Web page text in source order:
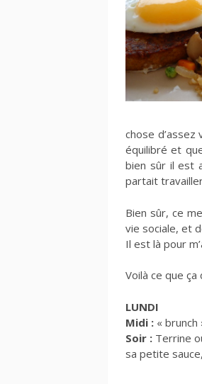
chose
équilibré et
bien sûr il est
partait
Bien sûr, ce
vie sociale, et
Il est là pour
Voilà ce que ça
LUNDI
Midi : «
Soir : Terrine
sa petite